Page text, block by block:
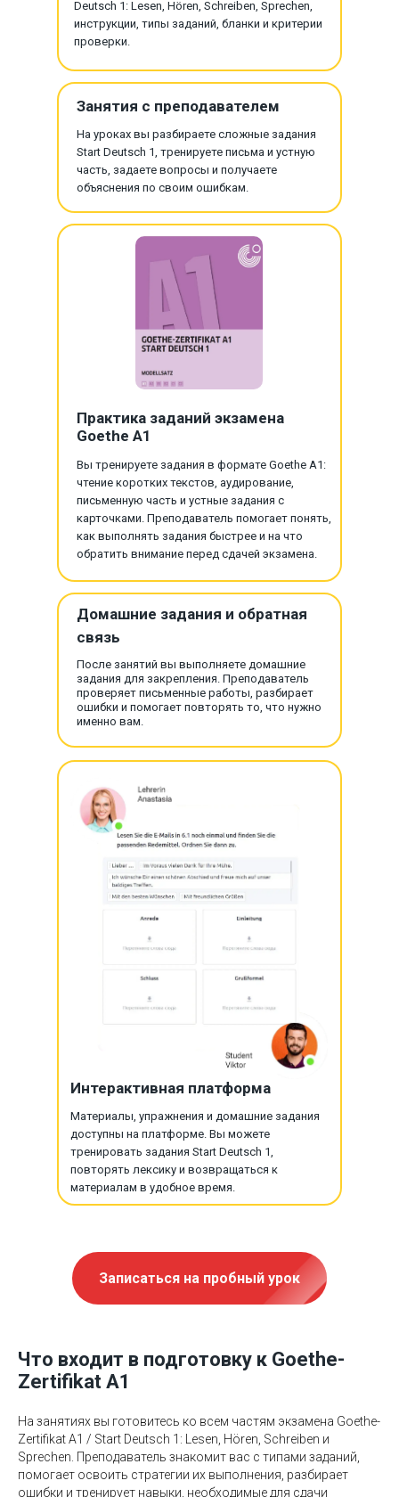
Занятия с преподавателем
На уроках вы разбираете сложные задания
Start Deutsch 1, тренируете письма и устную
часть, задаете вопросы и получаете
объяснения по своим ошибкам.
Deutsch 1: Lesen, Hören, Schreiben, Sprechen,
инструкции, типы заданий, бланки и критерии
проверки.
Вы тренируете задания в формате Goethe A1:
чтение коротких текстов, аудирование,
письменную часть и устные задания с
карточками. Преподаватель помогает понять,
как выполнять задания быстрее и на что
обратить внимание перед сдачей экзамена.
Практика заданий экзамена
Goethe A1
Интерактивная платформа
Материалы, упражнения и домашние задания
доступны на платформе. Вы можете
тренировать задания Start Deutsch 1,
повторять лексику и возвращаться к
материалам в удобное время.
Домашние задания и обратная
связь
После занятий вы выполняете домашние
задания для закрепления. Преподаватель
проверяет письменные работы, разбирает
ошибки и помогает повторять то, что нужно
именно вам.
Записаться на пробный урок
Что входит в подготовку к Goethe-
Zertifikat A1
На занятиях вы готовитесь ко всем частям экзамена Goethe-
Zertifikat A1 / Start Deutsch 1: Lesen, Hören, Schreiben и
Sprechen. Преподаватель знакомит вас с типами заданий,
помогает освоить стратегии их выполнения, разбирает
ошибки и тренирует навыки, необходимые для сдачи